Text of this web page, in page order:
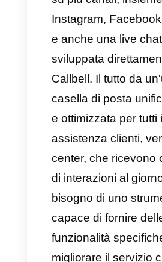
1. Callbell, il
multicanale
WhatsApp
Callbell è una